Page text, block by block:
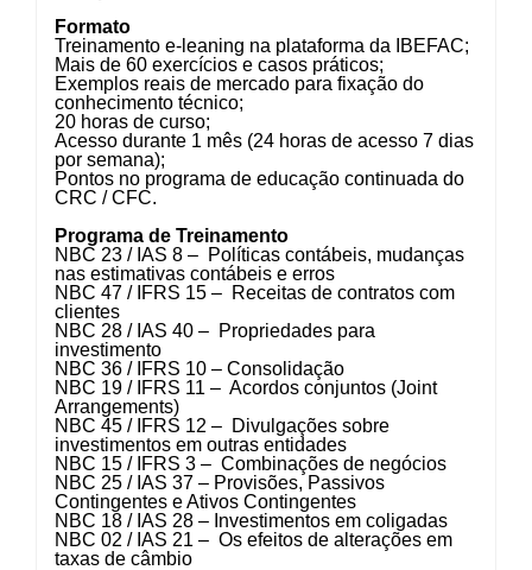
Formato
Treinamento e-leaning na plataforma da IBEFAC;
Mais de 60 exercícios e casos práticos;
Exemplos reais de mercado para fixação do
conhecimento técnico;
20 horas de curso;
Acesso durante 1 mês (24 horas de acesso 7 dias
por semana);
Pontos no programa de educação continuada do
CRC / CFC.
Programa de Treinamento
NBC 23 / IAS 8 – Políticas contábeis, mudanças
nas estimativas contábeis e erros
NBC 47 / IFRS 15 – Receitas de contratos com
clientes
NBC 28 / IAS 40 – Propriedades para
investimento
NBC 36 / IFRS 10 – Consolidação
NBC 19 / IFRS 11 – Acordos conjuntos (Joint
Arrangements)
NBC 45 / IFRS 12 – Divulgações sobre
investimentos em outras entidades
NBC 15 / IFRS 3 – Combinações de negócios
NBC 25 / IAS 37 – Provisões, Passivos
Contingentes e Ativos Contingentes
NBC 18 / IAS 28 – Investimentos em coligadas
NBC 02 / IAS 21 – Os efeitos de alterações em
taxas de câmbio